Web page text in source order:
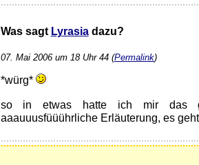
Was sagt Lyrasiadazu?
07. Mai 2006 um 18 Uhr 44 (Permalink)
*würg*
so in etwas hatte ich mir das
aaauuusfüüührliche Erläuterung, es